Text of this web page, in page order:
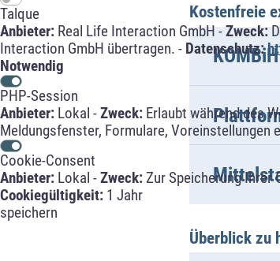
Talque
Anbieter: Real Life Interaction GmbH -Zweck:
Interaction GmbH übertragen. - Datenschutz:
Notwendig
PHP-Session
Anbieter: Lokal -Zweck: Erlaubt während des
Meldungsfenster, Formulare, Voreinstellungen
Cookie-Consent
Anbieter: Lokal -Zweck:Zur Speicherung Ihrer
Cookiegültigkeit: 1 Jahr
speichern
Kostenfreie
KOMBiH
Überblick zu